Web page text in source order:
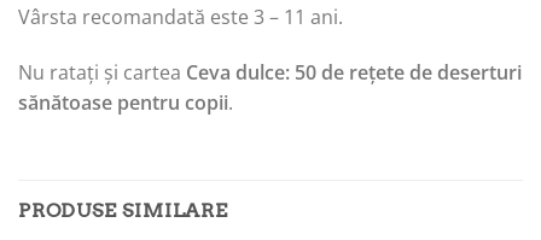
Vârsta recomandată este 3 – 11 ani.
Nu ratați și cartea Ceva dulce: 50 de rețete de deserturi
sănătoase pentru copii.
PRODUSE SIMILARE